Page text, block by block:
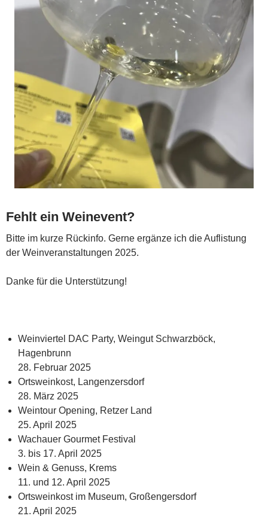
Fehlt ein Weinevent?
Bitte im kurze Rückinfo. Gerne ergänze ich die Auflistung
der Weinveranstaltungen 2025.
Danke für die Unterstützung!
Weinviertel DAC Party, Weingut Schwarzböck,
Hagenbrunn
28. Februar 2025
Ortsweinkost, Langenzersdorf
28. März 2025
Weintour Opening, Retzer Land
25. April 2025
Wachauer Gourmet Festival
3. bis 17. April 2025
Wein & Genuss, Krems
11. und 12. April 2025
Ortsweinkost im Museum, Großengersdorf
21. April 2025